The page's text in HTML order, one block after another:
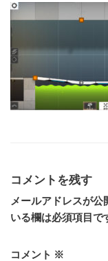
ッ
プ
コメントを残す
メールアドレスが公
いる欄は必須項目で
コメント ※